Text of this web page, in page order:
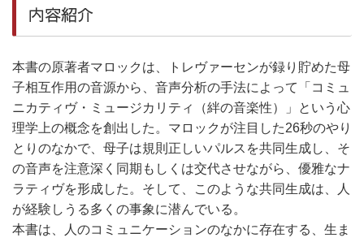
内容紹介
本書の原著者マロックは、トレヴァーセンが録り貯めた母
子相互作用の音源から、音声分析の手法によって「コミュ
ニカティヴ・ミュージカリティ（絆の音楽性）」という心
理学上の概念を創出した。マロックが注目した26秒のやり
とりのなかで、母子は規則正しいパルスを共同生成し、そ
の音声を注意深く同期もしくは交代させながら、優雅なナ
ラティヴを形成した。そして、このような共同生成は、人
が経験しうる多くの事象に潜んでいる。
本書は、人のコミュニケーションのなかに存在する、生ま